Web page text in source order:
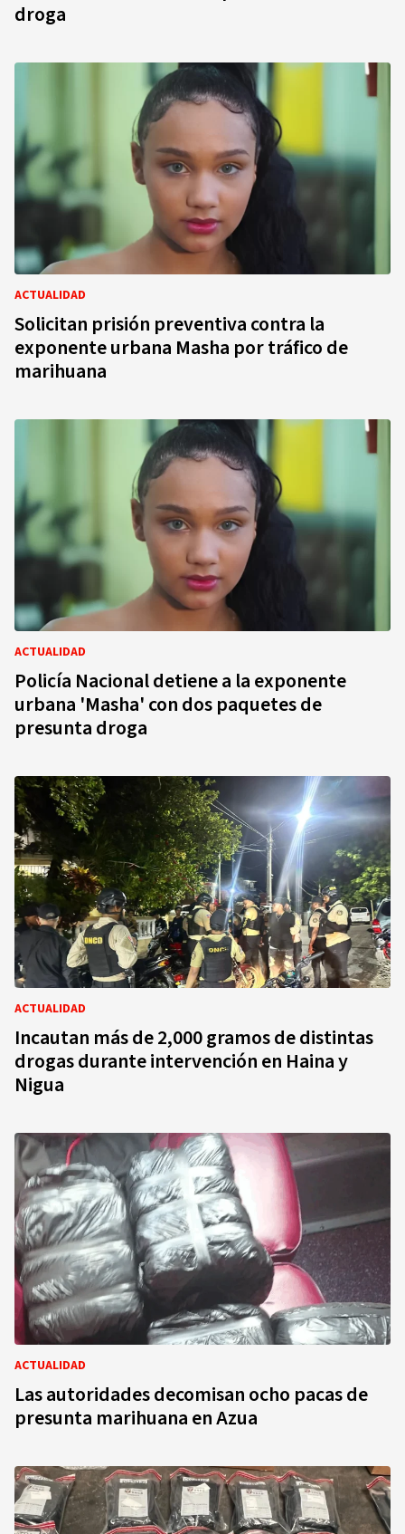
droga
ACTUALIDAD
Solicitan prisión preventiva contra la
exponente urbana Masha por tráfico de
marihuana
ACTUALIDAD
Policía Nacional detiene a la exponente
urbana 'Masha' con dos paquetes de
presunta droga
ACTUALIDAD
Incautan más de 2,000 gramos de distintas
drogas durante intervención en Haina y
Nigua
ACTUALIDAD
Las autoridades decomisan ocho pacas de
presunta marihuana en Azua